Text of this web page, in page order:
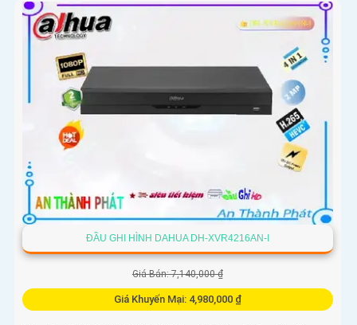
ĐẦU GHI HÌNH DAHUA DH-XVR4216AN-I
Giá Bán: 7,140,000 ₫
Giá Khuyến Mại: 4,980,000 ₫